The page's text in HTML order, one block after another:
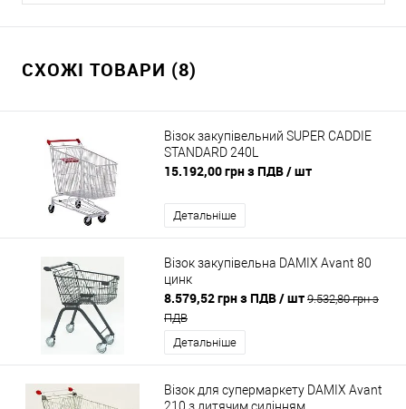
СХОЖІ ТОВАРИ (8)
Візок закупівельний SUPER CADDIE
STANDARD 240L
15.192,00 грн з ПДВ/ шт
Детальніше
Візок закупівельна DAMIX Avant 80
цинк
8.579,52 грн з ПДВ/ шт 9.532,80 грн з
ПДВ
Детальніше
Візок для супермаркету DAMIX Avant